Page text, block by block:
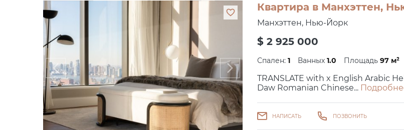
Квартира в Манхэттен,
Манхэттен, Нью-Йорк
$ 2 925 000
Спален: 1 Ванных 1.0 Площадь 97 м²
TRANSLATE with x English Arabic
Daw Romanian Chinese...
НАПИСАТЬ ПОЗВОНИТЬ